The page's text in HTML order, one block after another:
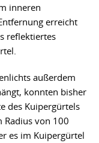
inneren
erreicht
reflektiertes
außerdem
konnten bisher
des Kuipergürtels
Radius von 100
es im Kuipergürtel